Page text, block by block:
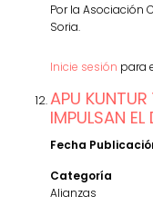
Por la Asociación
Soria.
Inicie sesión para
APU
IMPULSAN EL
Fecha
Categoría
Alianzas